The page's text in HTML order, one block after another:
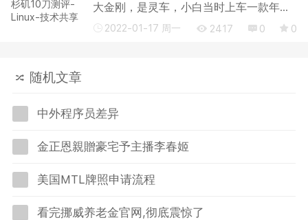
大金刚，是灵车，小白当时上车一款年付
12刀小鸡，续费两年了，还在……人家生意
反而越做越大，各种新机房，新机型。说
2022-01-17 周一 2417 0 0
随机文章
中外程序员差异
金正恩親贈豪宅予主播李春姬
美国MTL牌照申请流程
看完挪威养老金官网,彻底震惊了